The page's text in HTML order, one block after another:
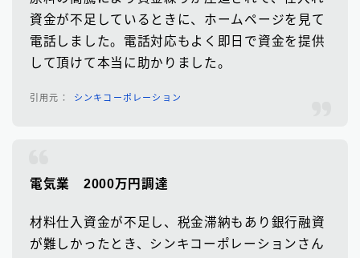
資金が不足しているときに、ホームページを見て
電話しました。電話対応もよく即日で資金を提供
して頂けて本当に助かりました。
シンキコーポレーション
電気業 2000万円調達
材料仕入資金が不足し、税金滞納もあり銀行融資
が難しかったとき、シンキコーポレーションさん